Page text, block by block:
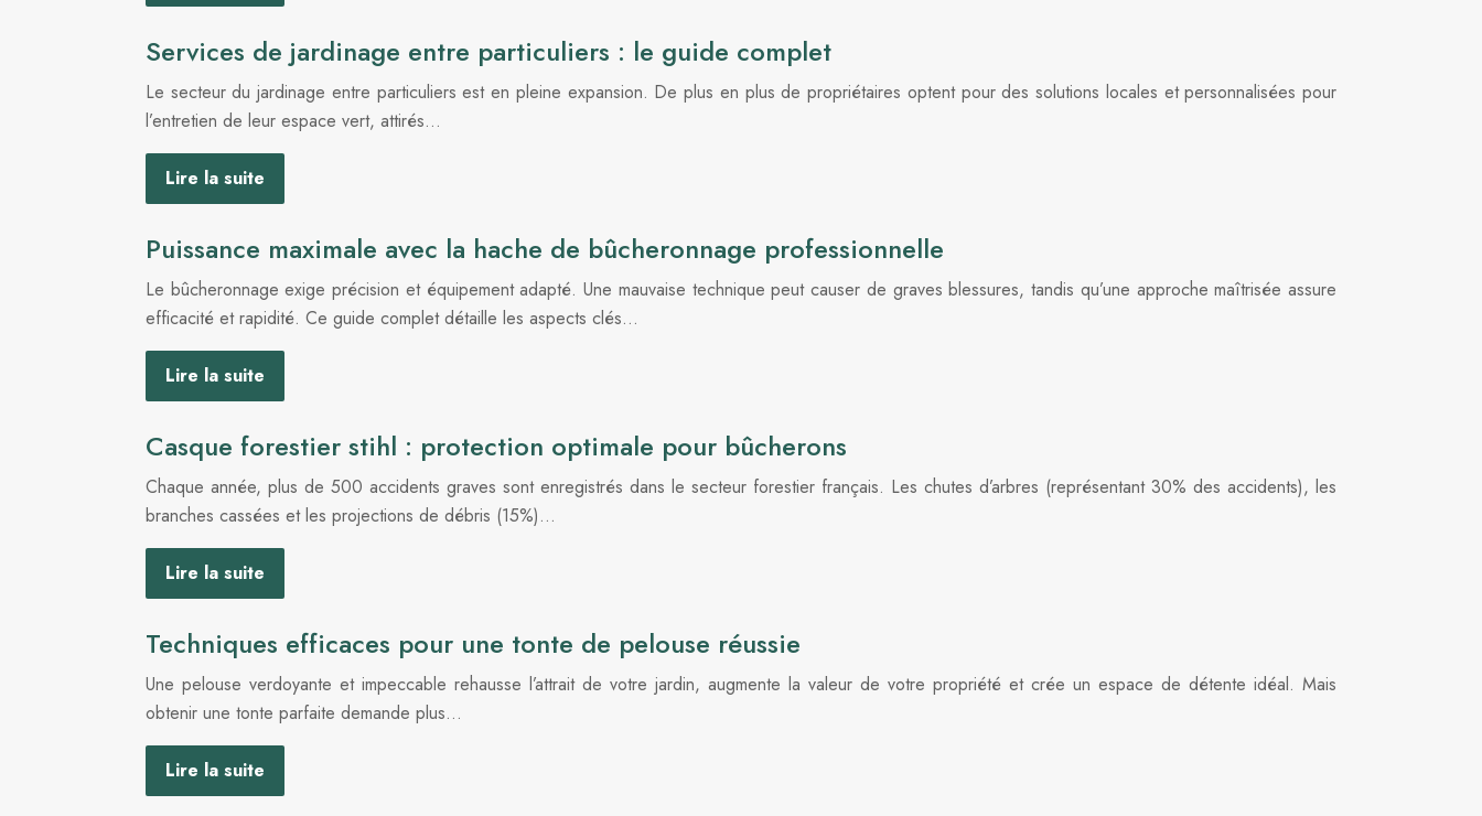
Services de jardinage entre particuliers : le guide complet
Le secteur du jardinage entre particuliers est en pleine expansion. De plus en plus de propriétaires optent pour des solutions locales et personnalisées pour
l’entretien de leur espace vert, attirés…
Lire la suite
Puissance maximale avec la hache de bûcheronnage professionnelle
Le bûcheronnage exige précision et équipement adapté. Une mauvaise technique peut causer de graves blessures, tandis qu’une approche maîtrisée assure
efficacité et rapidité. Ce guide complet détaille les aspects clés…
Lire la suite
Casque forestier stihl : protection optimale pour bûcherons
Chaque année, plus de 500 accidents graves sont enregistrés dans le secteur forestier français. Les chutes d’arbres (représentant 30% des accidents), les
branches cassées et les projections de débris (15%)…
Lire la suite
Techniques efficaces pour une tonte de pelouse réussie
Une pelouse verdoyante et impeccable rehausse l’attrait de votre jardin, augmente la valeur de votre propriété et crée un espace de détente idéal. Mais
obtenir une tonte parfaite demande plus…
Lire la suite